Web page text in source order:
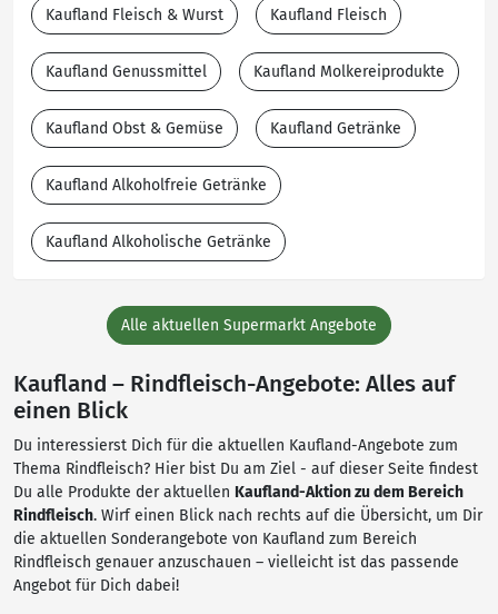
Kaufland Fleisch & Wurst Kaufland Fleisch
Kaufland Genussmittel Kaufland Molkereiprodukte
Kaufland Obst & Gemüse Kaufland Getränke
Kaufland Alkoholfreie Getränke
Kaufland Alkoholische Getränke
Alle aktuellen Supermarkt Angebote
Kaufland – Rindfleisch-Angebote: Alles auf
einen Blick
Du interessierst Dich für die aktuellen Kaufland-Angebote zum
Thema Rindfleisch? Hier bist Du am Ziel - auf dieser Seite findest
Du alle Produkte der aktuellen Kaufland-Aktion zu dem Bereich
Rindfleisch. Wirf einen Blick nach rechts auf die Übersicht, um Dir
die aktuellen Sonderangebote von Kaufland zum Bereich
Rindfleisch genauer anzuschauen – vielleicht ist das passende
Angebot für Dich dabei!